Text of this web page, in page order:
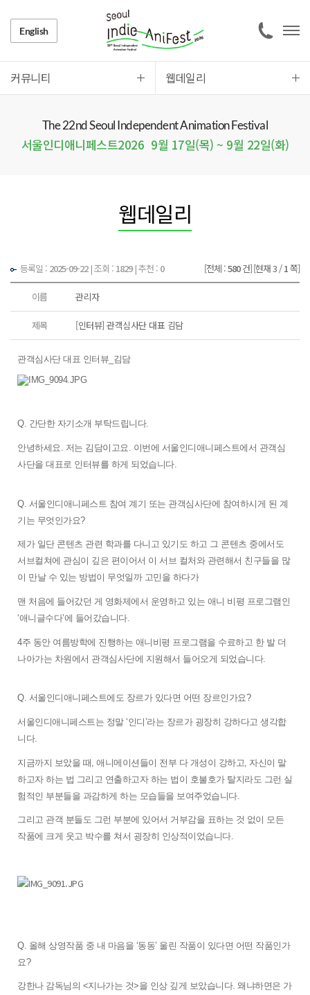
English
커뮤니티 웹데일리
The 22nd Seoul Independent Animation Festival
서울인디애니페스트2026 9월 17일(목) ~ 9월 22일(화)
웹데일리
등록일 : 2025-09-22|조회 : 1829| 추천 : 0 [전체 :580건][현재 3 /1쪽]
이름 관리자
제목 [인터뷰] 관객심사단 대표 김담
관객심사단 대표 인터뷰_김담
Q. 간단한 자기소개 부탁드립니다.
안녕하세요. 저는 김담이고요. 이번에 서울인디애니페스트에서 관객심
사단을 대표로 인터뷰를 하게 되었습니다.
Q. 서울인디애니페스트 참여 계기 또는 관객심사단에 참여하시게 된 계
기는 무엇인가요?
제가 일단 콘텐츠 관련 학과를 다니고 있기도 하고 그 콘텐츠 중에서도
서브컬쳐에 관심이 깊은 편이어서 이 서브 컬처와 관련해서 친구들을 많
이 만날 수 있는 방법이 무엇일까 고민을 하다가
맨 처음에 들어갔던 게 영화제에서 운영하고 있는 애니 비평 프로그램인
‘애니글수다’에 들어갔습니다.
4주 동안 여름방학에 진행하는 애니비평 프로그램을 수료하고 한 발 더
나아가는 차원에서 관객심사단에 지원해서 들어오게 되었습니다.
Q. 서울인디애니페스트에도 장르가 있다면 어떤 장르인가요?
서울인디애니페스트는 정말 ‘인디’라는 장르가 굉장히 강하다고 생각합
니다.
지금까지 보았을 때, 애니메이션들이 전부 다 개성이 강하고, 자신이 말
하고자 하는 법 그리고 연출하고자 하는 법이 호불호가 탈지라도 그런 실
험적인 부분들을 과감하게 하는 모습들을 보여주었습니다.
그리고 관객 분들도 그런 부분에 있어서 거부감을 표하는 것 없이 모든
작품에 크게 웃고 박수를 쳐서 굉장히 인상적이었습니다.
Q. 올해 상영작품 중 내 마음을 ‘동동’ 울린 작품이 있다면 어떤 작품인가
요?
강한나 감독님의 <지나가는 것>을 인상 깊게 보았습니다. 왜냐하면은 가